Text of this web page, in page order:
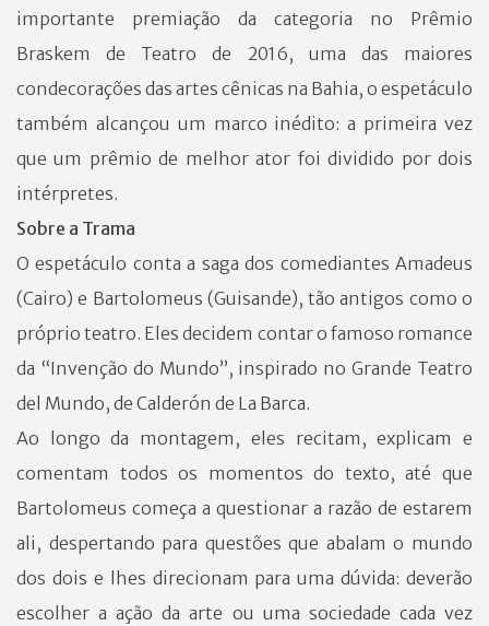
importante premiação da categoria no Prêmio
Braskem de Teatro de 2016, uma das maiores
condecorações das artes cênicas na Bahia, o espetáculo
também alcançou um marco inédito: a primeira vez
que um prêmio de melhor ator foi dividido por dois
intérpretes.
Sobre a Trama
O espetáculo conta a saga dos comediantes Amadeus
(Cairo) e Bartolomeus (Guisande), tão antigos como o
próprio teatro. Eles decidem contar o famoso romance
da “Invenção do Mundo”, inspirado no Grande Teatro
del Mundo, de Calderón de La Barca.
Ao longo da montagem, eles recitam, explicam e
comentam todos os momentos do texto, até que
Bartolomeus começa a questionar a razão de estarem
ali, despertando para questões que abalam o mundo
dos dois e lhes direcionam para uma dúvida: deverão
escolher a ação da arte ou uma sociedade cada vez